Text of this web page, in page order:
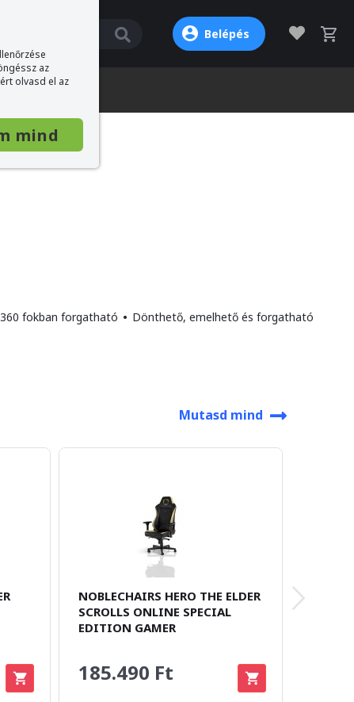
Belépés
360 fokban forgatható • Dönthető, emelhető és forgatható
Mutasd mind
NOBLECHAIRS HERO THE ELDER
SCROLLS ONLINE SPECIAL
EDITION GAMER
185.490 Ft
az
olvasd el az
mind